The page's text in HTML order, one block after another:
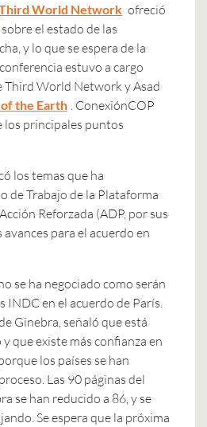
World Network ofreció
el estado de las
y lo que se espera de la
estuvo a cargo
Third World Network y Asad
the Earth . ConexiónCOP
los principales puntos
los temas que ha
de Trabajo de la Plataforma
Reforzada (ADP, por sus
avances para el acuerdo en
se ha negociado como serán
INDC en el acuerdo de París.
Ginebra, señaló que está
que existe más confianza en
los países se han
Las 90 páginas del
se han reducido a 86, y se
Se espera que la próxima